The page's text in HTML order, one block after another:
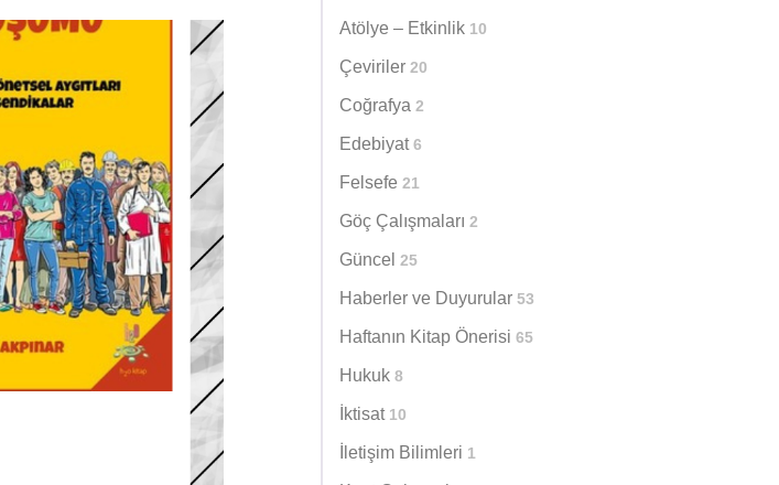
Atölye – Etkinlik 10
Çeviriler 20
Coğrafya 2
Edebiyat 6
Felsefe 21
Göç Çalışmaları 2
Güncel 25
Haberler ve Duyurular 53
Haftanın Kitap Önerisi 65
Hukuk 8
İktisat 10
İletişim Bilimleri 1